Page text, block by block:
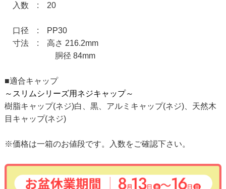
入数 : 20
口径 : PP30
寸法 : 高さ 216.2mm
胴径 84mm
■適合キャップ
～スリムシリーズ用ネジキャップ～
樹脂キャップ(ネジ)白、黒、アルミキャップ(ネジ)、天然木
目キャップ(ネジ)
※価格は一箱のお値段です。入数をご確認下さい。